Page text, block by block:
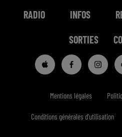
RADIO INFOS
SORTIES
Mentions légales
Conditions générales d'utilisation